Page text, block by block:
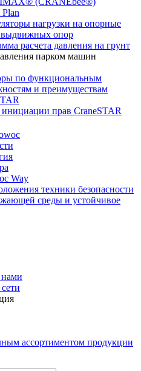
нагрузки на опорные
опор
расчета давления на грунт
парком машин
по функциональным
и преимуществам
прав CraneSTAR
Way
техники безопасности
среды и устойчивое
ассортиментом продукции